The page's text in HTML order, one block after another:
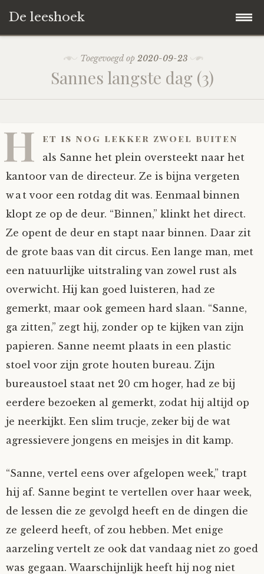
De leeshoek
De Leeshoek
Wie zijn we?
Nieuw op de site
Woordenboek
De hele kast
Alternatieve straffen
Instrumenten
Op ontdekkingsreis
Posities
Spelletjes
HD-Archief
Hoe geef je?
Hoe krijg je?
Instrumenten
Alle verhalen
Verhalen van De Leeshoek
Algae
Ben Hands-on
Bill-A-Cook
Björn
Diderod
Faith
Fioontje
Verhalen van de HD-site
Verhalen van Anne en Bill
Anne
Bill
Interactieve verhalen
Polls
Averechts
Mijn Account
Toegevoegd op 2020-09-23
Sannes langste dag (3)
H et is nog lekker zwoel buiten
als Sanne het plein oversteekt naar het
kantoor van de directeur. Ze is bijna vergeten
wat voor een rotdag dit was. Eenmaal binnen
klopt ze op de deur. “Binnen,” klinkt het direct.
Ze opent de deur en stapt naar binnen. Daar zit
de grote baas van dit circus. Een lange man, met
een natuurlijke uitstraling van zowel rust als
overwicht. Hij kan goed luisteren, had ze
gemerkt, maar ook gemeen hard slaan. “Sanne,
ga zitten,” zegt hij, zonder op te kijken van zijn
papieren. Sanne neemt plaats in een plastic
stoel voor zijn grote houten bureau. Zijn
bureaustoel staat net 20 cm hoger, had ze bij
eerdere bezoeken al gemerkt, zodat hij altijd op
je neerkijkt. Een slim trucje, zeker bij de wat
agressievere jongens en meisjes in dit kamp.
“Sanne, vertel eens over afgelopen week,” trapt
hij af. Sanne begint te vertellen over haar week,
de lessen die ze gevolgd heeft en de dingen die
ze geleerd heeft, of zou hebben. Met enige
aarzeling vertelt ze ook dat vandaag niet zo goed
was gegaan. Waarschijnlijk heeft hij nog niet